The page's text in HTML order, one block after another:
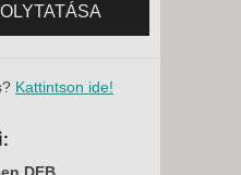
Kattintson ide!